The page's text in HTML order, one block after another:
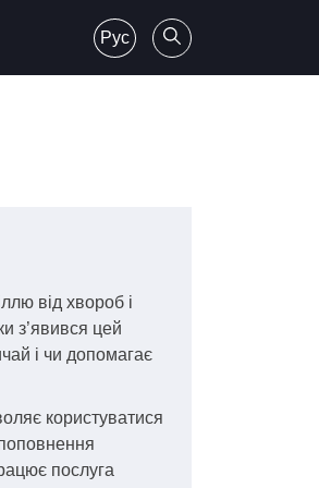
Рус
від хвороб і
з’явився цей
і чи допомагає
користуватися
послуга